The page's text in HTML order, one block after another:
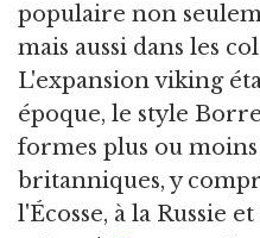
populaire non
mais aussi dans les
L'expansion viking
époque, le style
formes plus ou
britanniques, y
l'Écosse, à la Russie